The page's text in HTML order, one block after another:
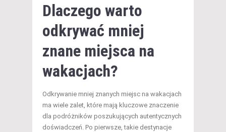
Dlaczego warto
odkrywać mniej
znane miejsca na
wakacjach?
Odkrywanie mniej znanych miejsc na wakacjach
ma wiele zalet, które mają kluczowe znaczenie
dla podróżników poszukujących autentycznych
doświadczeń. Po pierwsze, takie destynacje